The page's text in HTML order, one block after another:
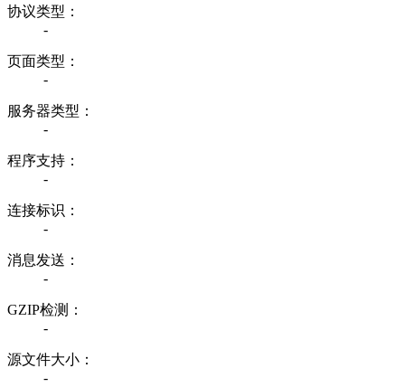
协议类型：
-
页面类型：
-
服务器类型：
-
程序支持：
-
连接标识：
-
消息发送：
-
GZIP检测：
-
源文件大小：
-